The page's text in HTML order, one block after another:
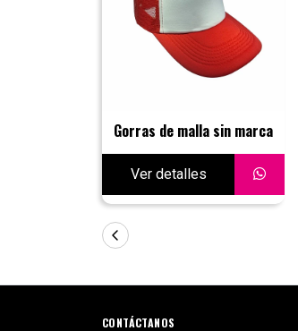
Gorras de malla sin marca
Ver detalles
CONTÁCTANOS